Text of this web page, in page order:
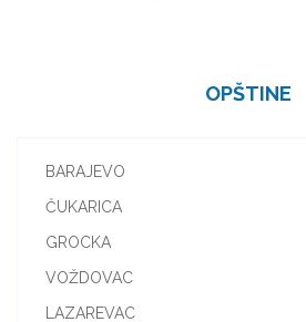
OPŠTINE
BARAJEVO
ČUKARICA
GROCKA
VOŽDOVAC
LAZAREVAC